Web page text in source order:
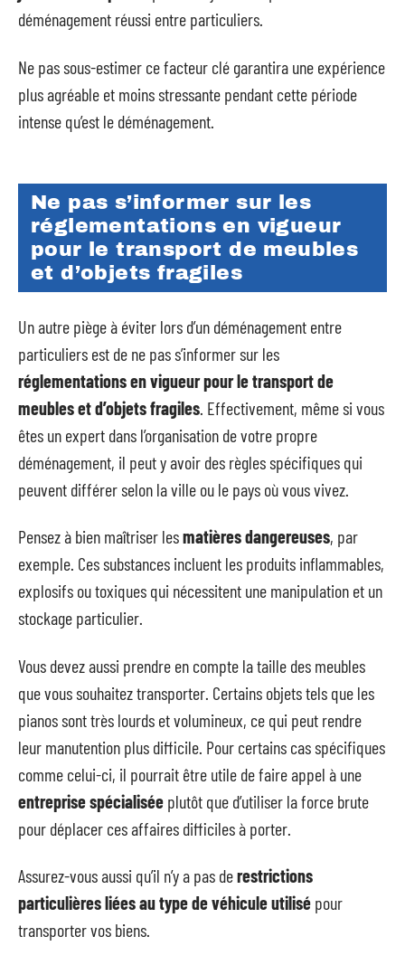
déménagement réussi entre particuliers.
Ne pas sous-estimer ce facteur clé garantira une expérience
plus agréable et moins stressante pendant cette période
intense qu’est le déménagement.
Ne pas s’informer sur les
réglementations en vigueur
pour le transport de meubles
et d’objets fragiles
Un autre piège à éviter lors d’un déménagement entre
particuliers est de ne pas s’informer sur les
réglementations en vigueur pour le transport de
meubles et d’objets fragiles . Effectivement, même si vous
êtes un expert dans l’organisation de votre propre
déménagement, il peut y avoir des règles spécifiques qui
peuvent différer selon la ville ou le pays où vous vivez.
Pensez à bien maîtriser lesmatières dangereuses, par
exemple. Ces substances incluent les produits inflammables,
explosifs ou toxiques qui nécessitent une manipulation et un
stockage particulier.
Vous devez aussi prendre en compte la taille des meubles
que vous souhaitez transporter. Certains objets tels que les
pianos sont très lourds et volumineux, ce qui peut rendre
leur manutention plus difficile. Pour certains cas spécifiques
comme celui-ci, il pourrait être utile de faire appel à une
entreprise spécialisée plutôt que d’utiliser la force brute
pour déplacer ces affaires difficiles à porter.
Assurez-vous aussi qu’il n’y a pas derestrictions
particulières liées au type de véhicule utilisé pour
transporter vos biens.